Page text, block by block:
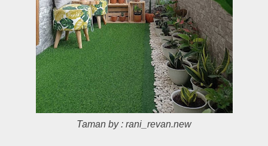
Taman by : rani_revan.new